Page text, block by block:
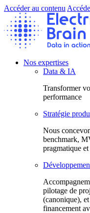
Accéder au contenu
Nos expertises
Data & IA
Transformer
performance
Stratégie
Nous
benchmark,
pragmatique
pilotage de
(canonique),
financement